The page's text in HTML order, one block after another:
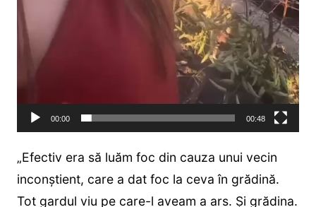
00:00 00:48
„Efectiv era să luăm foc din cauza unui vecin
inconștient, care a dat foc la ceva în grădină.
Tot gardul viu pe care-l aveam a ars. Și grădina.